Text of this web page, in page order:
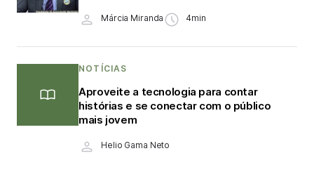
Márcia Miranda 4min
NOTÍCIAS
Aproveite a tecnologia para contar
histórias e se conectar com o público
mais jovem
Helio Gama Neto